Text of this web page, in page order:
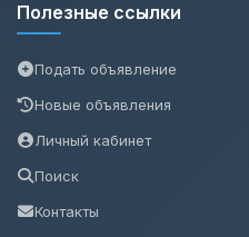
Полезные ссылки
Подать объявление
Новые объявления
Личный кабинет
Поиск
Контакты